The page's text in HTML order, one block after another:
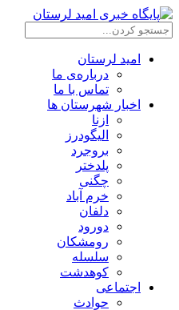
امید لرستان
درباره‌ی ما
تماس با ما
اخبار شهرستان ها
ازنا
الیگودرز
بروجرد
پلدختر
چگنی
خرم آباد
دلفان
دورود
رومشکان
سلسله
کوهدشت
اجتماعی
حوادث